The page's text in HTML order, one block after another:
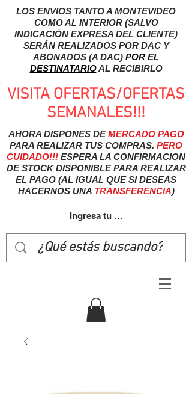
LOS ENVIOS TANTO A MONTEVIDEO
COMO AL INTERIOR (SALVO
INDICACIÓN EXPRESA DEL CLIENTE)
SERÁN REALIZADOS POR DAC Y
ABONADOS (A DAC) POR EL
DESTINATARIOAL RECIBIRLO
VISITA OFERTAS/OFERTAS
SEMANALES!!!
AHORA DISPONES DEMERCADO PAGO
PARA REALIZAR TUS COMPRAS. PERO
CUIDADO!!! ESPERA LA CONFIRMACION
DE STOCK DISPONIBLE PARA REALIZAR
EL PAGO (AL IGUAL QUE SI DESEAS
HACERNOS UNA TRANSFERENCIA)
Ingresa tu usuairo